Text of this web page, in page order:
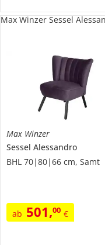
Max Winzer
Sessel Alessandro
BHL 70|80|66 cm, Samt
ab 501,00 €
Max Winzer Sessel